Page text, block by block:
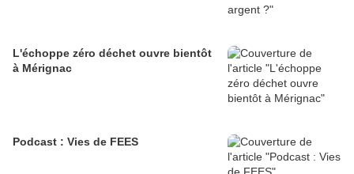
L'échoppe zéro déchet ouvre bientôt
à Mérignac
Podcast : Vies de FEES